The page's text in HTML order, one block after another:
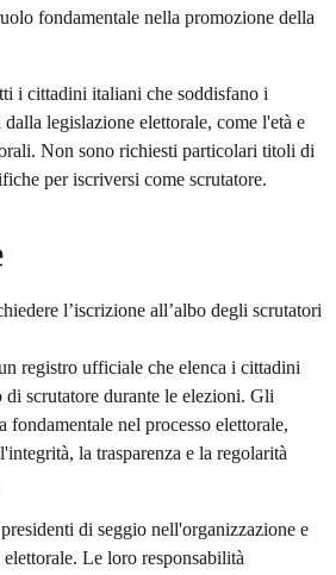
fondamentale nella promozione della
i cittadini italiani che soddisfano i
legislazione elettorale, come l'età e
Non sono richiesti particolari titoli di
per iscriversi come scrutatore.
l’iscrizione all’albo degli scrutatori
registro ufficiale che elenca i cittadini
scrutatore durante le elezioni. Gli
fondamentale nel processo elettorale,
la trasparenza e la regolarità
di seggio nell'organizzazione e
Le loro responsabilità